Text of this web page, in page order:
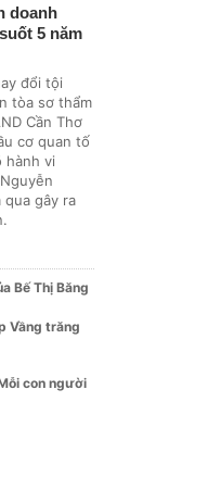
doanh
5 năm
đổi tội
tòa sơ thẩm
Cần Thơ
cơ quan tố
hành vi
gây ra
Bế Thị Băng
Vầng trăng
con người